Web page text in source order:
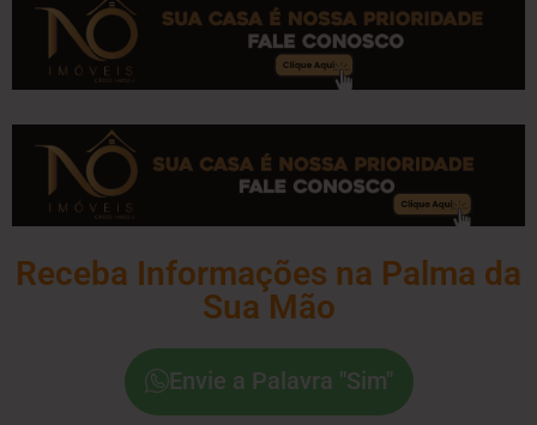
Receba Informações na Palma da
Sua Mão
Envie a Palavra "Sim"